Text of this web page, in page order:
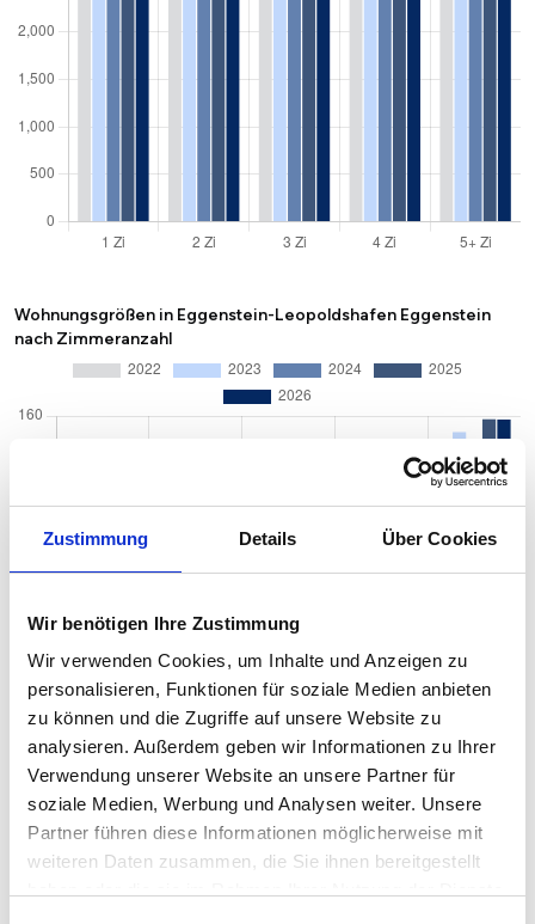
Zustimmung Details Über Cookies
Wir benötigen Ihre Zustimmung
Wir verwenden Cookies, um Inhalte und Anzeigen zu
personalisieren, Funktionen für soziale Medien anbieten
zu können und die Zugriffe auf unsere Website zu
analysieren. Außerdem geben wir Informationen zu Ihrer
Verwendung unserer Website an unsere Partner für
soziale Medien, Werbung und Analysen weiter. Unsere
Partner führen diese Informationen möglicherweise mit
weiteren Daten zusammen, die Sie ihnen bereitgestellt
Wohnungsgrößen in Eggenstein-Leopoldshafen Eggenstein
nach Zimmeranzahl